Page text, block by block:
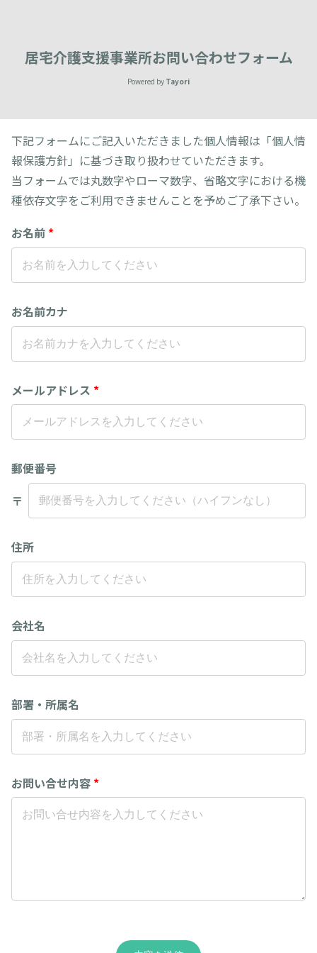
居宅介護支援事業所お問い合わせフォーム
Powered by Tayori
下記フォームにご記入いただきました個人情報は「個人情
報保護方針」に基づき取り扱わせていただきます。
当フォームでは丸数字やローマ数字、省略文字における機
種依存文字をご利用できませんことを予めご了承下さい。
お名前 *
お名前カナ
メールアドレス *
郵便番号
〒
住所
会社名
部署・所属名
お問い合せ内容 *